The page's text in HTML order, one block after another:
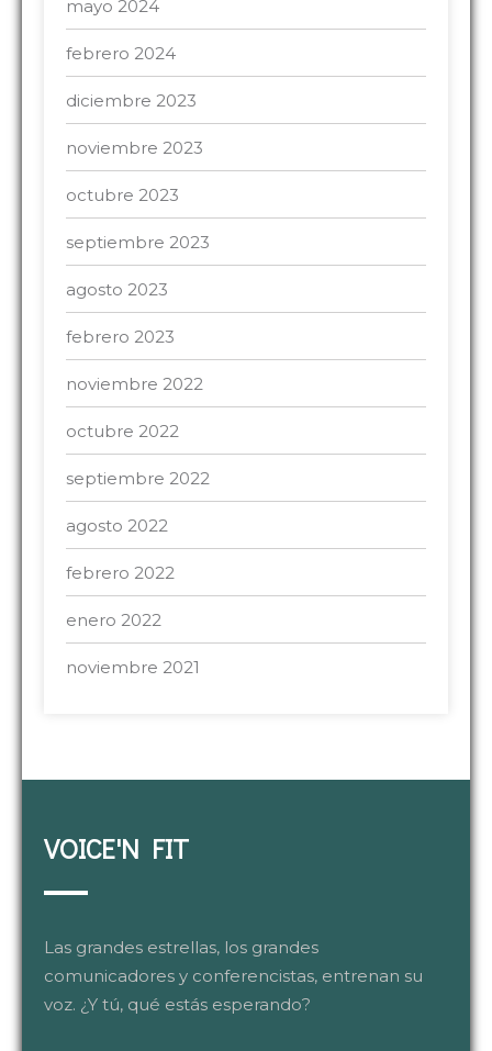
mayo 2024
febrero 2024
diciembre 2023
noviembre 2023
octubre 2023
septiembre 2023
agosto 2023
febrero 2023
noviembre 2022
octubre 2022
septiembre 2022
agosto 2022
febrero 2022
enero 2022
noviembre 2021
VOICE'N FIT
Las grandes estrellas, los grandes
comunicadores y conferencistas, entrenan su
voz. ¿Y tú, qué estás esperando?